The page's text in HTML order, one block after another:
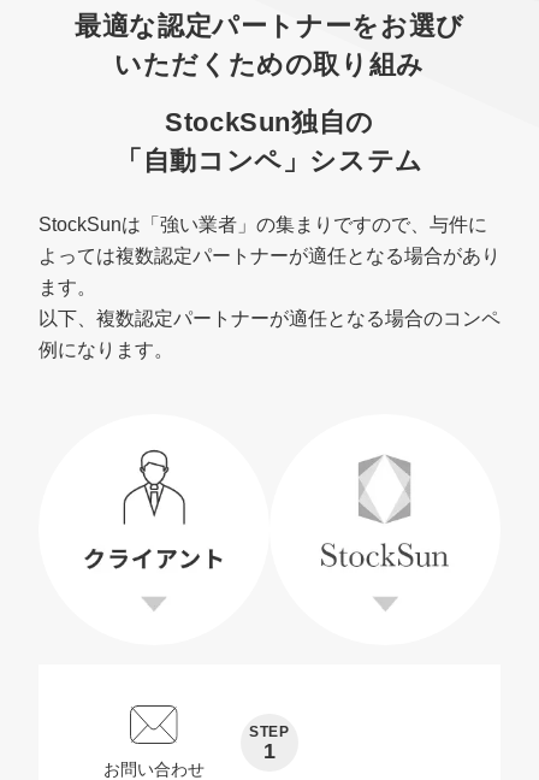
募集要項一覧
最適な認定パートナーをお選び
いただくための取り組み
StockSun独自の
「自動コンペ」システム
StockSunは「強い業者」の集まりですので、与件に
よっては複数認定パートナーが適任となる場合があり
ます。
以下、複数認定パートナーが適任となる場合のコンペ
例になります。
お問い合わせ
STEP
1